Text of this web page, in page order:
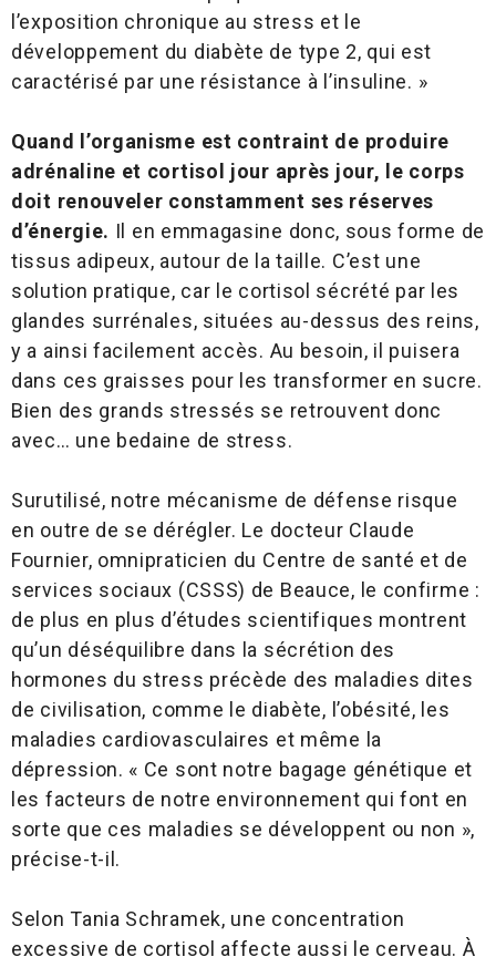
l’exposition chronique au stress et le
développement du diabète de type 2, qui est
caractérisé par une résistance à l’insuline. »
Quand l’organisme est contraint de produire
adrénaline et cortisol jour après jour, le corps
doit renouveler constamment ses réserves
d’énergie. Il en emmagasine donc, sous forme de
tissus adipeux, autour de la taille. C’est une
solution pratique, car le cortisol sécrété par les
glandes surrénales, situées au-dessus des reins,
y a ainsi facilement accès. Au besoin, il puisera
dans ces graisses pour les transformer en sucre.
Bien des grands stressés se retrouvent donc
avec… une bedaine de stress.
Surutilisé, notre mécanisme de défense risque
en outre de se dérégler. Le docteur Claude
Fournier, omnipraticien du Centre de santé et de
services sociaux (CSSS) de Beauce, le confirme :
de plus en plus d’études scientifiques montrent
qu’un déséquilibre dans la sécrétion des
hormones du stress précède des maladies dites
de civilisation, comme le diabète, l’obésité, les
maladies cardiovasculaires et même la
dépression. « Ce sont notre bagage génétique et
les facteurs de notre environnement qui font en
sorte que ces maladies se développent ou non »,
précise-t-il.
Selon Tania Schramek, une concentration
excessive de cortisol affecte aussi le cerveau. À